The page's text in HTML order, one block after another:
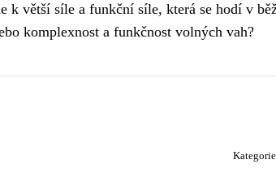
k větší síle a funkční síle, která se hodí v
komplexnost a funkčnost volných vah?